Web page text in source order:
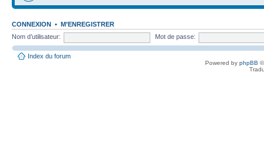
CONNEXION • M’ENREGISTRER
Nom d’utilisateur:
Mot de passe:
Index du forum
Powered by phpBB